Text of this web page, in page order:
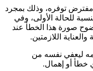
مفترض توفره، وذلك بمجرد
للحالة الأولى، وفي
صورة هذا الخطأ عند
اللازمتين.
ليعفي نفسه من
خطأ أو إهمال.